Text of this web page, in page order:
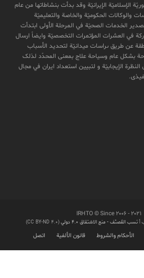
الإسلامیّة الإیرانیّة وقد بدأت بنشاطاتها من عام
والوکالات الحکومیّة والخاصة والتعلیمیّة
تصدیر الخدمات الصحیّة في المرحلة الأولی ابتدأت
في العشرات المؤتمرات التخصصیّة وایضاً ارسال
عن طريق ىراسات ميدانیّة لتحدید الأسباب
بشکل عام وسیاحة علاج بمعنی المحدّد لذلک
الإیجابیّة و لتبیین استعداد ایران في مجال
IRHTO © Since ۲۰۰۶ - ۲۰۲۱
أنَسب المُصنّف - منع الاشتقاق ۴.۰ دولي (CC BY-ND 4.0)
الأحكام والشروط قانون الألفية اتصل